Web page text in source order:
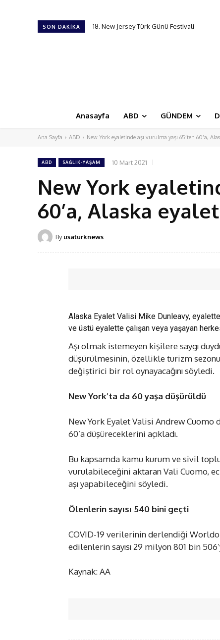
SON DAKIKA Cumhurbaşkanı Erdoğan, Suudi
18. New Jersey Türk Günü Festivali
Anasayfa ABD GÜNDEM
Ana Sayfa ABD New York eyaletinde aşı vurulma yaşı 65’ten 60’a,
ABD SAĞLIK-YAŞAM 10 Mart 2021
New York
60’a, Alaska
By usaturknews
Alaska Eyalet Valisi Mike Dunleavy,
ve üstü eyalette çalışan veya yaşayan
Aşı olmak istemeyen kişilere saygı
düşürülmesinin, özellikle turizm
değiştirici bir rol oynayacağını söyledi.
New York’ta da 60 yaşa düşürüldü
New York Eyalet Valisi Andrew Cuomo
60’a düşüreceklerini açıkladı.
Bu kapsamda kamu kurum ve sivil
vurulabileceğini aktaran Vali Cuomo,
aşı yapabileceğini söyledi.
Ölenlerin sayısı 540 bini geçti
COVID-19 verilerinin derlendiği
edilenlerin sayısı 29 milyon 801 bin
Kaynak: AA